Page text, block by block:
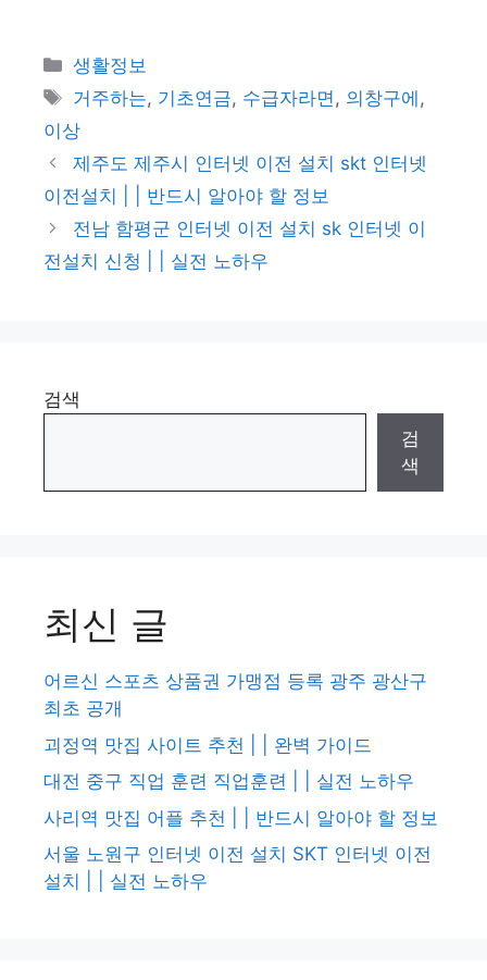
카
테
리
생활정보
태
그
거주하는, 기초연금, 수급자라면, 의창구에 ,
이상
제주도 제주시 인터넷 이전 설치 skt 인터넷
이전설치 | | 반드시 알아야 할 정보
전남 함평군 인터넷 이전 설치 sk 인터넷 이
전설치 신청 | | 실전 노하우
검색
검
색
최신 글
어르신 스포츠 상품권 가맹점 등록 광주 광산구
최초 공개
괴정역 맛집 사이트 추천 | | 완벽 가이드
대전 중구 직업 훈련 직업훈련 | | 실전 노하우
사리역 맛집 어플 추천 | | 반드시 알아야 할 정보
서울 노원구 인터넷 이전 설치 SKT 인터넷 이전
설치 | | 실전 노하우